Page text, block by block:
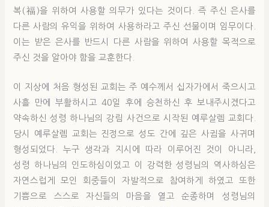
복(福)을 위하여 사용할 의무가 있다는 것이다. 즉 주신 은사를
다른 사람의 유익을 위하여 사용하라고 주신 선물이며 임무이다.
이는 받은 은사를 반드시 다른 사람을 위하여 사용할 목적으로
주신 것을 알아야 함을 교훈한다.
이 지상에 처음 형성된 교회는 주 예수께서 십자가에서 죽으시고
사흘 만에 부활하시고 40일 후에 승천하신 후 보내주시겠다고
약속하신 성령 하나님의 강림 사건으로 시작된 예루살렘 교회다.
당시 예루살렘 교회는 진정으로 성도 간에 깊은 사귐을 사귀며
형성되었다. 누구 생각과 지시에 따라 이루어진 것이 아니라,
성령 하나님의 인도하심이었고 이 강력한 성령님의 역사하심은
자연스럽게 모인 회중들이 자발적으로 참여하게 하였고 또한
기쁨으로 스스로 자신들의 마음을 열고 순종하며 성령님의